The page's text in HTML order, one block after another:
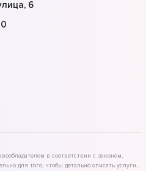
6
в соответствии с законом,
для того, чтобы детально описать услуги,